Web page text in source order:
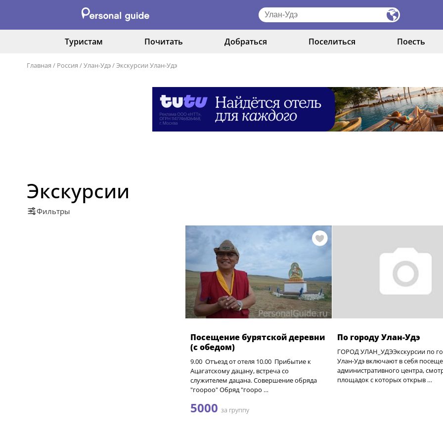
Туристам Почитать Добраться Поселиться Поесть
Главная / Россия /Улан-Удэ/Экскурсии Улан-Удэ
Экскурсии
Фильтры
Посещение бурятской деревни
(с обедом)
9.00 Отъезд от отеля 10.00 Прибытие к
Ацагатскому дацану, встреча со
служителем дацана. Совершение обряда
"гоороо" Обряд "гооро …
5000за группу
По городу Улан-Удэ
ГОРОД УЛАН_УДЭЭкскурсии по
Улан-Удэ включают в себя
административного центра,
площадок с которых открыв …